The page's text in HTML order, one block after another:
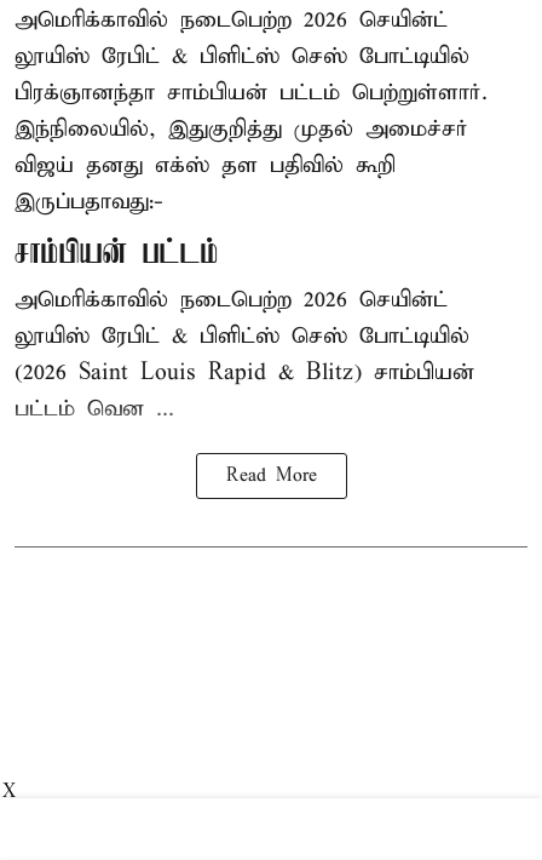
அமெரிக்காவில் நடைபெற்ற 2026 செயின்ட்
லூயிஸ் ரேபிட் & பிளிட்ஸ் செஸ் போட்டியில்
பிரக்ஞானந்தா சாம்பியன் பட்டம் பெற்றுள்ளார்.
இந்நிலையில், இதுகுறித்து முதல் அமைச்சர்
விஜய் தனது எக்ஸ் தள பதிவில் கூறி
இருப்பதாவது:-
சாம்பியன் பட்டம்
அமெரிக்காவில் நடைபெற்ற 2026 செயின்ட்
லூயிஸ் ரேபிட் & பிளிட்ஸ் செஸ் போட்டியில்
(2026 Saint Louis Rapid & Blitz) சாம்பியன்
பட்டம் வென ...
Read More
X